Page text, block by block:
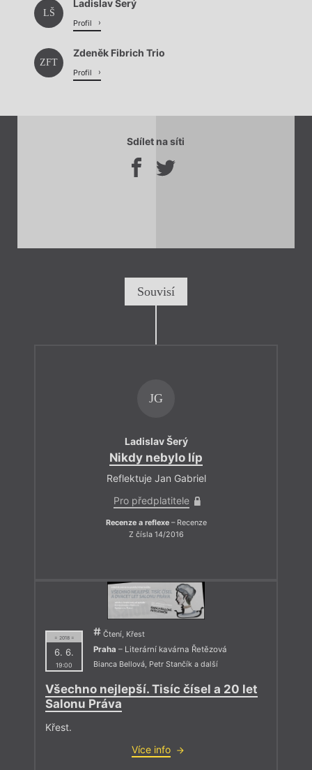
Načítá se.
LŠ
Ladislav Šerý
Profil
ZFT
Zdeněk Fibrich Trio
Profil
Sdílet na síti
Souvisí
JG
Ladislav Šerý
Nikdy nebylo líp
Reflektuje Jan Gabriel
Pro předplatitele
Recenze a reflexe– Recenze
Z čísla 14/2016
= 2018 =
6. 6.
19:00
Čtení, Křest
Praha – Literární kavárna Řetězová
Bianca Bellová, Petr Stančík a další
Všechno nejlepší. Tisíc čísel a 20 let
Salonu Práva
Křest.
Více info